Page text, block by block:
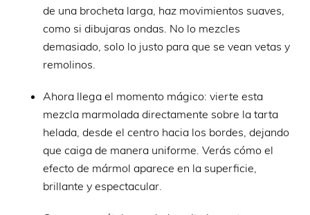
de una brocheta larga, haz movimientos suaves,
como si dibujaras ondas. No lo mezcles
demasiado, solo lo justo para que se vean vetas y
remolinos.
Ahora llega el momento mágico: vierte esta
mezcla marmolada directamente sobre la tarta
helada, desde el centro hacia los bordes, dejando
que caiga de manera uniforme. Verás cómo el
efecto de mármol aparece en la superficie,
brillante y espectacular.